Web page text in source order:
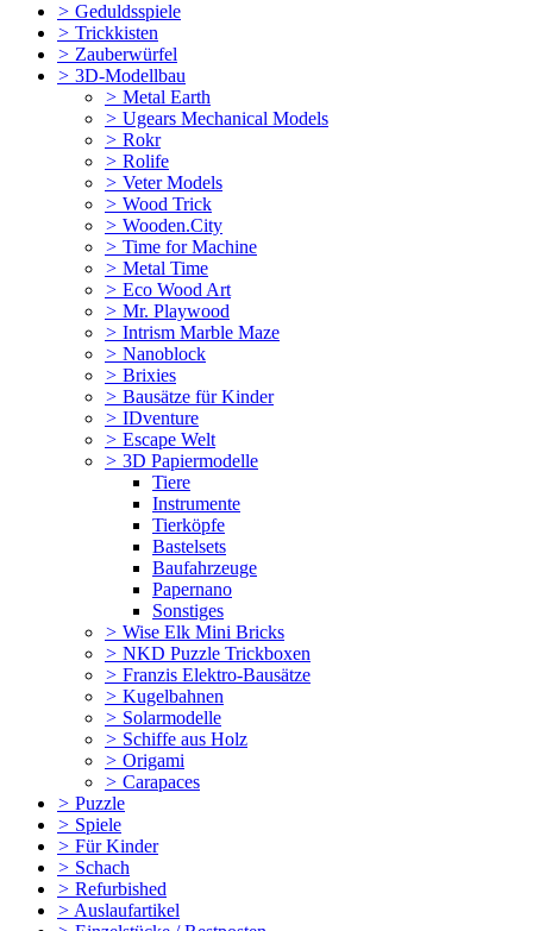
> Geduldsspiele
> Trickkisten
> Zauberwürfel
> 3D-Modellbau
> Metal Earth
> Ugears Mechanical Models
> Rokr
> Rolife
> Veter Models
> Wood Trick
> Wooden.City
> Time for Machine
> Metal Time
> Eco Wood Art
> Mr. Playwood
> Intrism Marble Maze
> Nanoblock
> Brixies
> Bausätze für Kinder
> IDventure
> Escape Welt
> 3D Papiermodelle
Tiere
Instrumente
Tierköpfe
Bastelsets
Baufahrzeuge
Papernano
Sonstiges
> Wise Elk Mini Bricks
> NKD Puzzle Trickboxen
> Franzis Elektro-Bausätze
> Kugelbahnen
> Solarmodelle
> Schiffe aus Holz
> Origami
> Carapaces
> Puzzle
> Spiele
> Für Kinder
> Schach
> Refurbished
> Auslaufartikel